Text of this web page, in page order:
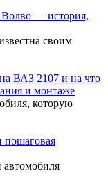
Волво — история,
своим
ВАЗ 2107 и на что
и монтаже
которую
пошаговая
автомобиля